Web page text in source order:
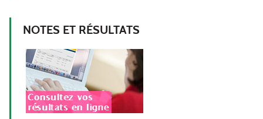
NOTES ET RÉSULTATS